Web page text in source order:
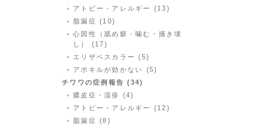
アトピー・アレルギー (13)
脂漏症 (10)
心因性（舐め癖・噛む・掻き壊
し） (17)
エリザベスカラー (5)
アポキルが効かない (5)
チワワの症例報告 (34)
膿皮症・湿疹 (4)
アトピー・アレルギー (12)
脂漏症 (8)